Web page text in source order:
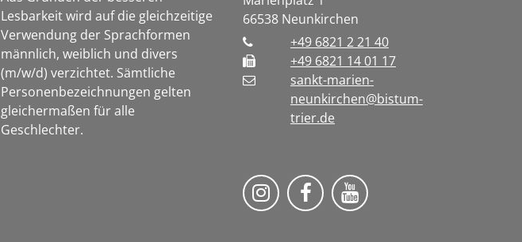
Lesbarkeit wird auf die gleichzeitige
Verwendung der Sprachformen
männlich, weiblich und divers
(m/w/d) verzichtet. Sämtliche
Personenbezeichnungen gelten
gleichermaßen für alle
Geschlechter.
66538 Neunkirchen
+49 6821 2 21 40
+49 6821 14 01 17
sankt-marien-
neunkirchen@bistum-
trier.de
Bistum Trier auf Instragram
Die Pfarrei auf Facebook
Die Pfarrei auf